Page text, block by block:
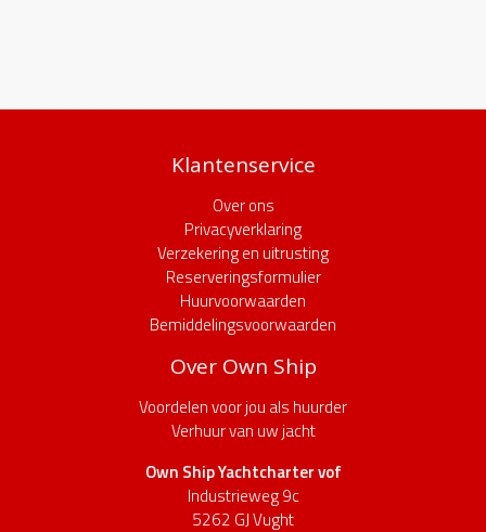
Klantenservice
Over ons
Privacyverklaring
Verzekering en uitrusting
Reserveringsformulier
Huurvoorwaarden
Bemiddelingsvoorwaarden
Over Own Ship
Voordelen voor jou als huurder
Verhuur van uw jacht
Own Ship Yachtcharter vof
Industrieweg 9c
5262 GJ Vught